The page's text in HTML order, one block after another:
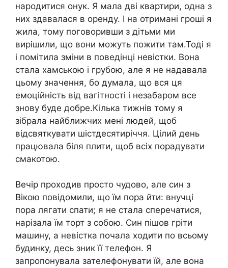
народитися онук. Я мала дві квартири, одна з
них здавалася в оренду. І на отримані гроші я
жила, тому поговоривши з дітьми ми
вирішили, що вони можуть пожити там.Тоді я
і помітила зміни в поведінці невістки. Вона
стала хамською і грубою, але я не надавала
цьому значення, бо думала, що вся ця
емоційність від вагітності і незабаром все
знову буде добре.Кілька тижнів тому я
зібрала найближчих мені людей, щоб
відсвяткувати шістдесятиріччя. Цілий день
працювала біля плити, щоб всіх порадувати
смакотою.
Вечір проходив просто чудово, але син з
Вікою повідомили, що їм пора йти: внучці
пора лягати спати; я не стала сперечатися,
нарізала їм торт з собою. Син пішов гріти
машину, а невістка почала ходити по всьому
будинку, десь зник її телефон. Я
запропонувала зателефонувати їй, але вона